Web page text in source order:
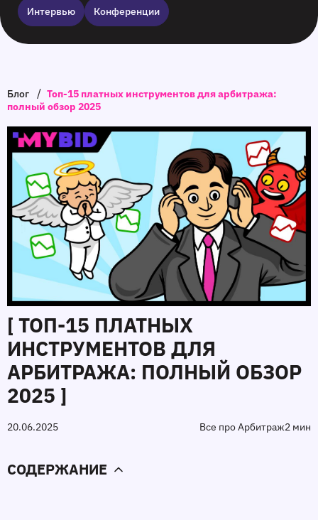
Интервью Конференции
Блог / Топ-15 платных инструментов для арбитража:
полный обзор 2025
[ ТОП-15 ПЛАТНЫХ
ИНСТРУМЕНТОВ ДЛЯ
АРБИТРАЖА: ПОЛНЫЙ ОБЗОР
2025 ]
20.06.2025 Все про Арбитраж2 мин
СОДЕРЖАНИЕ